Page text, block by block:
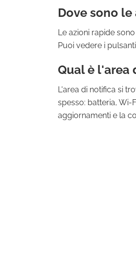
Dove sono le
Le azioni rapide
Puoi vedere i
Qual è l'area
L'area di notifica si
spesso: batteria, Wi-
aggiornamenti e la